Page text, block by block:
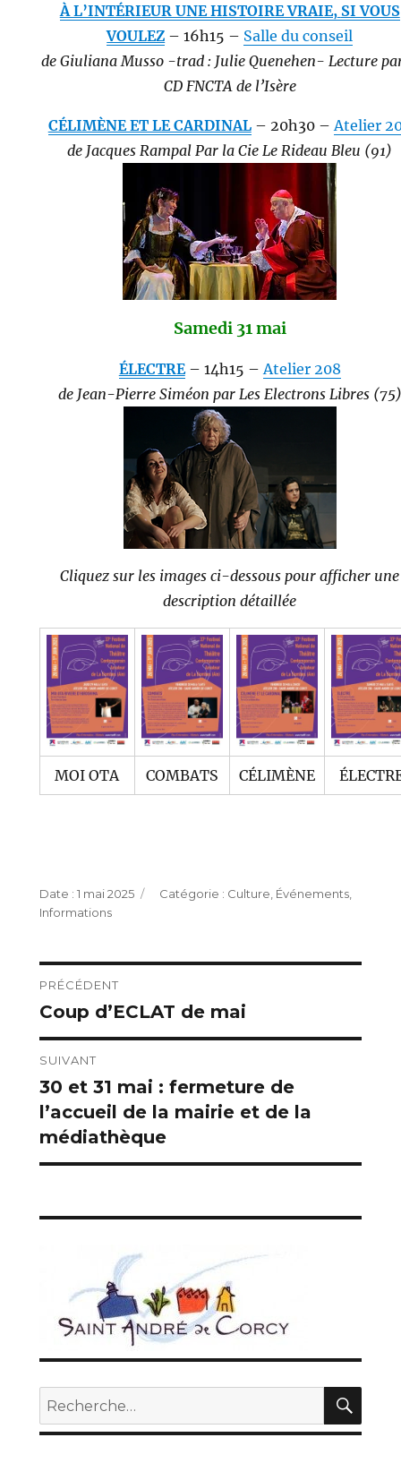
À L’INTÉRIEUR UNE HISTOIRE VRAIE, SI VOUS
VOULEZ – 16h15 – Salle du conseil
de Giuliana Musso -trad : Julie Quenehen- Lecture
CD FNCTA de l’Isère
CÉLIMÈNE ET LE CARDINAL– 20h30 – Atelier
de Jacques Rampal Par la Cie Le Rideau Bleu (91)
Samedi 31 mai
ÉLECTRE– 14h15 – Atelier 208
de Jean-Pierre Siméon par Les Electrons Libres (75)
Cliquez sur les images ci-dessous pour afficher une
description détaillée
MOI OTA COMBATS CÉLIMÈNE
Publié
le
1 mai 2025 Catégories
Culture Événements,
Informations
Navigation
de
l’article
PRÉCÉDENT
Publication
précédente :
Coup d’ECLAT de mai
SUIVANT
Publication
suivante :
30 et 31 mai : fermeture de
l’accueil de la mairie et de la
médiathèque
Recherche
pour :